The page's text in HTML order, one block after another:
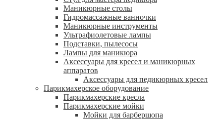
Маникюрные столы
Гидромассажные ванночки
Маникюрные инструменты
Ультрафиолетовые лампы
Подставки, пылесосы
Лампы для маникюра
Аксессуары для кресел и маникюрных
аппаратов
Аксессуары для педикюрных кресел
Парикмахерское оборудование
Парикмахерские кресла
Парикмахерские мойки
Мойки для барбершопа